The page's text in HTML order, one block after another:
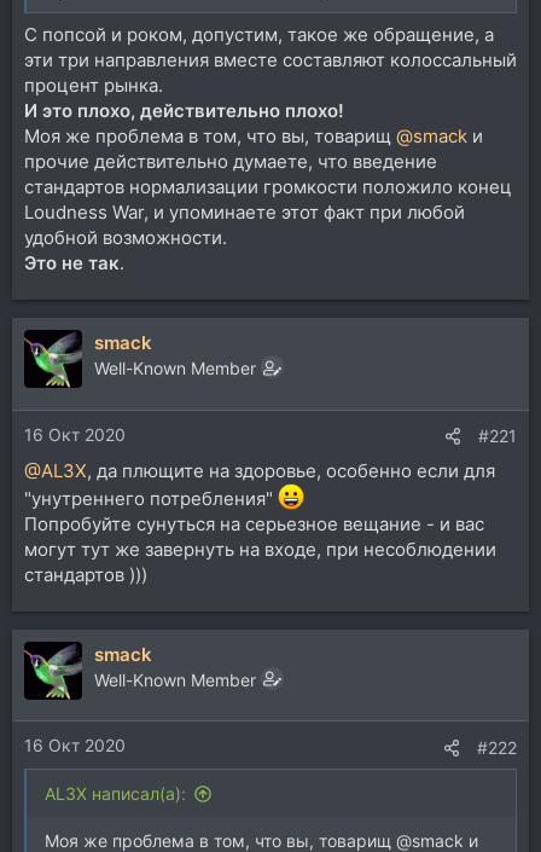
С попсой и роком, допустим, такое же обращение, а
эти три направления вместе составляют колоссальный
процент рынка.
И это плохо, действительно плохо!
Моя же проблема в том, что вы, товарищ @smack и
прочие действительно думаете, что введение
стандартов нормализации громкости положило конец
Loudness War, и упоминаете этот факт при любой
удобной возможности.
Это не так.
smack
Well-Known Member
16 Окт 2020 #221
@AL3X, да плющите на здоровье, особенно если для
"унутреннего потребления"
Попробуйте сунуться на серьезное вещание - и вас
могут тут же завернуть на входе, при несоблюдении
стандартов )))
smack
Well-Known Member
16 Окт 2020 #222
AL3X написал(а):
Моя же проблема в том, что вы, товарищ @smack и